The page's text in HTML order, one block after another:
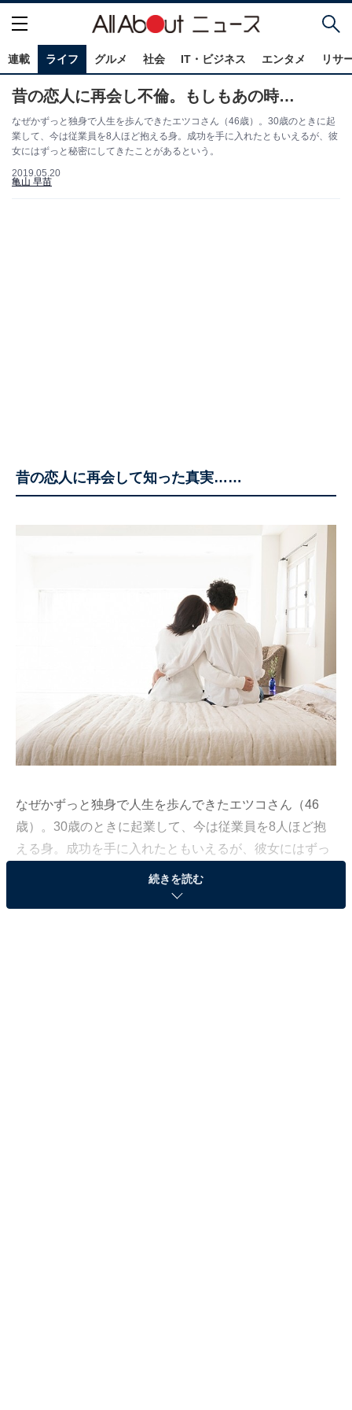
連載 ライフ グルメ 社会 IT・ビジネス エンタメ リサ
昔の恋人に再会し不倫。もしもあの時…
なぜかずっと独身で人生を歩んできたエツコさん（46歳）。30歳のときに起
業して、今は従業員を8人ほど抱える身。成功を手に入れたともいえるが、彼
女にはずっと秘密にしてきたことがあるという。
2019.05.20
亀山 早苗
昔の恋人に再会して知った真実……
なぜかずっと独身で人生を歩んできたエツコさん（46
歳）。30歳のときに起業して、今は従業員を8人ほど抱
える身。成功を手に入れたともいえるが、彼女にはずっ
と秘密にしてきたことがあるという。
続きを読む